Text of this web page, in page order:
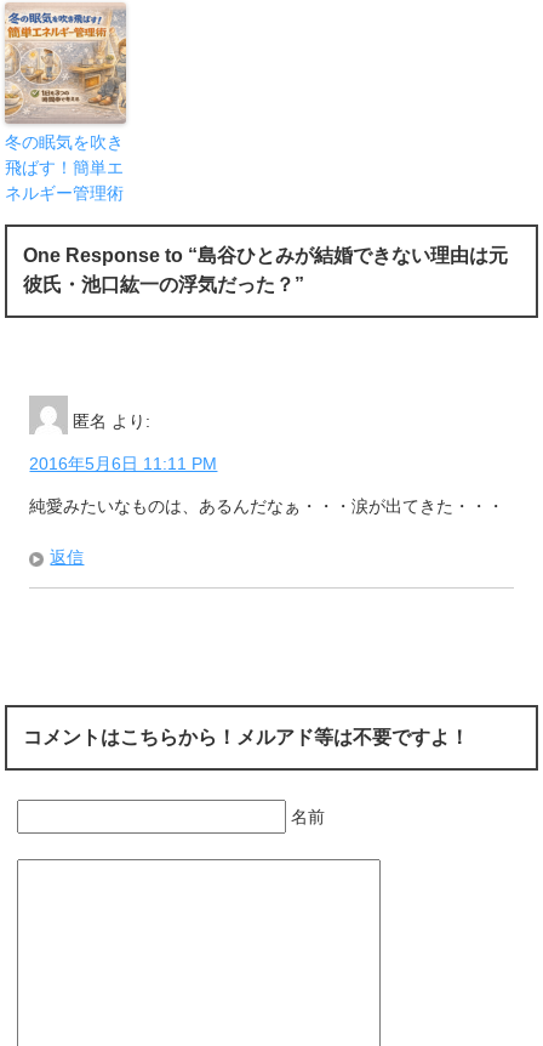
冬の眠気を吹き
飛ばす！簡単エ
ネルギー管理術
One Response to “島谷ひとみが結婚できない理由は元
彼氏・池口紘一の浮気だった？”
匿名 より:
2016年5月6日 11:11 PM
純愛みたいなものは、あるんだなぁ・・・涙が出てきた・・・
返信
コメントはこちらから！メルアド等は不要ですよ！
名前